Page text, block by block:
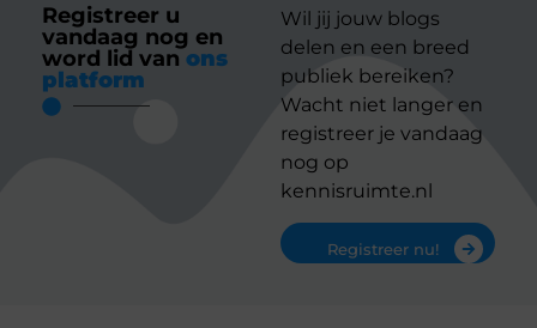
Registreer u
vandaag nog en
word lid van ons
platform
Wil jij jouw blogs
delen en een breed
publiek bereiken?
Wacht niet langer en
registreer je vandaag
nog op
kennisruimte.nl
Registreer nu!